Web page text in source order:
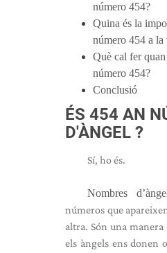
número 454?
Quina és la
número 454 a la
Què cal fer
número 454?
Conclusió
ÉS 454 AN
D'ÀNGEL ?
Sí, ho és.
Nombres
números que
altra. Són una manera
els àngels ens donen